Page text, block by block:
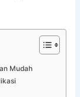
Mudah